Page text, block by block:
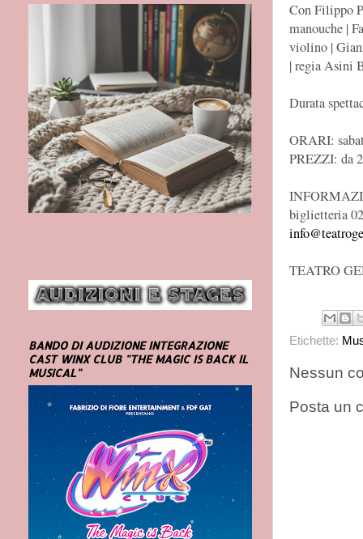
Con Filippo
manouche |
violino |
| regia Asini
Durata
ORARI:
PREZZI: da
biglietteria
TEATRO
Etichette:
Nessun
Posta un
BANDO DI AUDIZIONE INTEGRAZIONE
CAST WINX CLUB "THE MAGIC IS BACK IL
MUSICAL"